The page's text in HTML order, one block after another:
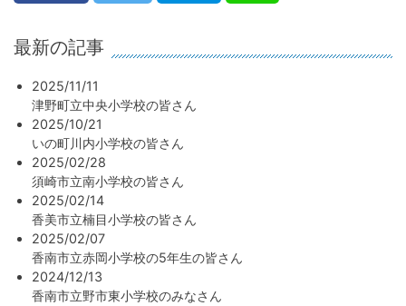
最新の記事
2025/11/11
津野町立中央小学校の皆さん
2025/10/21
いの町川内小学校の皆さん
2025/02/28
須崎市立南小学校の皆さん
2025/02/14
香美市立楠目小学校の皆さん
2025/02/07
香南市立赤岡小学校の5年生の皆さん
2024/12/13
香南市立野市東小学校のみなさん